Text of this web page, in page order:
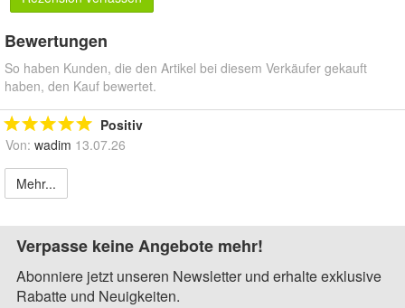
Bewertungen
So haben Kunden, die den Artikel bei diesem Verkäufer gekauft
haben, den Kauf bewertet.
Positiv
Von: wadim 13.07.26
Mehr...
Verpasse keine Angebote mehr!
Abonniere jetzt unseren Newsletter und erhalte exklusive
Rabatte und Neuigkeiten.